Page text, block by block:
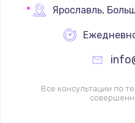
Ярославль,
Все консультации по